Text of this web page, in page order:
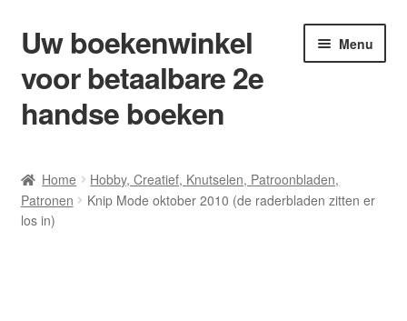
Ga
door
naar
navigatie
Ga
naar
de
inhoud
Uw boekenwinkel
voor betaalbare 2e
handse boeken
Menu
Afrekenen
Home
Hobby, Creatief, Knutselen, Patroonbladen,
Patronen
Knip Mode oktober 2010 (de raderbladen zitten er
los in)